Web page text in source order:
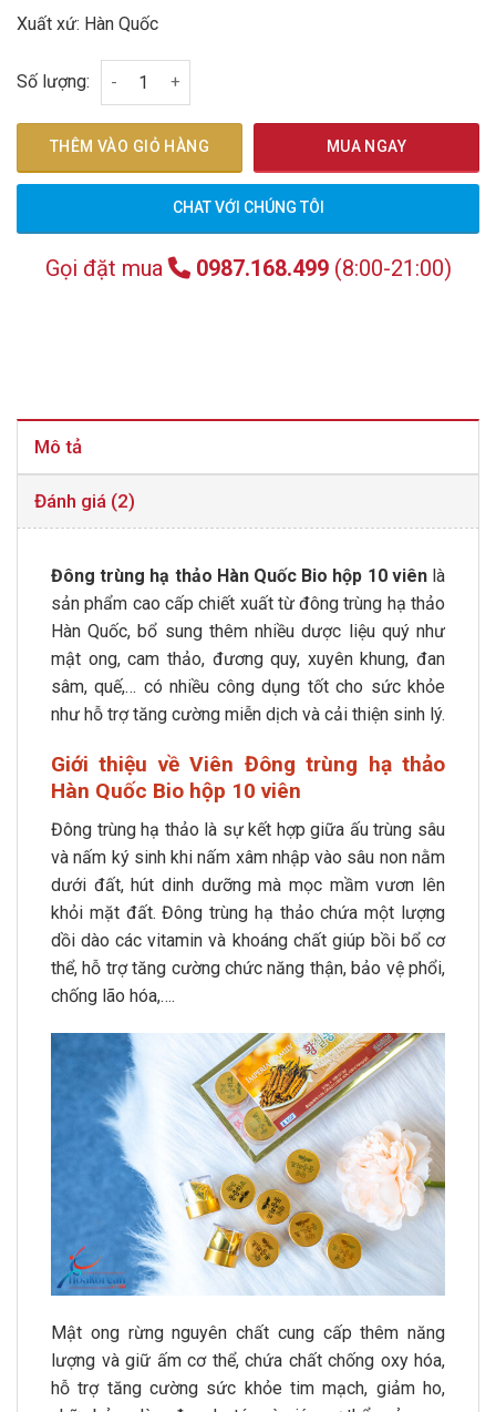
Xuất xứ: Hàn Quốc
Số lượng: Viên Đông Trùng Hạ Thảo Hàn Quốc Bio Hộp 10
THÊM VÀO GIỎ HÀNG MUA NGAY
CHAT VỚI CHÚNG TÔI
Gọi đặt mua 0987.168.499(8:00-21:00)
Mô tả
Đánh giá (2)
Đông trùng hạ thảo Hàn Quốc Bio hộp 10 viênlà
sản phẩm cao cấp chiết xuất từ đông trùng hạ thảo
Hàn Quốc, bổ sung thêm nhiều dược liệu quý như
mật ong, cam thảo, đương quy, xuyên khung, đan
sâm, quế,… có nhiều công dụng tốt cho sức khỏe
như hỗ trợ tăng cường miễn dịch và cải thiện sinh lý.
Giới thiệu về Viên Đông trùng hạ thảo
Hàn Quốc Bio hộp 10 viên
Đông trùng hạ thảo là sự kết hợp giữa ấu trùng sâu
và nấm ký sinh khi nấm xâm nhập vào sâu non nằm
dưới đất, hút dinh dưỡng mà mọc mầm vươn lên
khỏi mặt đất. Đông trùng hạ thảo chứa một lượng
dồi dào các vitamin và khoáng chất giúp bồi bổ cơ
thể, hỗ trợ tăng cường chức năng thận, bảo vệ phổi,
chống lão hóa,….
Mật ong rừng nguyên chất cung cấp thêm năng
lượng và giữ ấm cơ thể, chứa chất chống oxy hóa,
hỗ trợ tăng cường sức khỏe tim mạch, giảm ho,